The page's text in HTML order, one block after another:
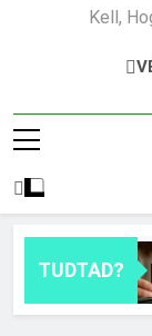
Kell,
TUDTAD?